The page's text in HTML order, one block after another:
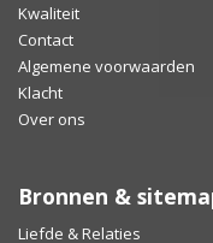
Kwaliteit
Contact
Algemene voorwaarden
Klacht
Over ons
Bronnen &
Liefde & Relaties